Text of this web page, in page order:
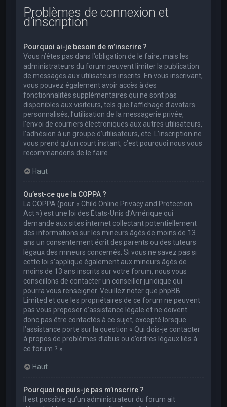
Problèmes de connexion et
d’inscription
Pourquoi ai-je besoin de m’inscrire ?
Vous n’êtes pas dans l’obligation de le faire, mais les
administrateurs du forum peuvent limiter la publication
de messages aux utilisateurs inscrits. En vous inscrivant,
vous pouvez également avoir accès à des
fonctionnalités supplémentaires qui ne sont pas
disponibles aux visiteurs, tels que l’affichage d’avatars
personnalisés, l’utilisation de la messagerie privée,
l’envoi de courriers électroniques aux autres utilisateurs,
l’adhésion à un groupe d’utilisateurs, etc. L’inscription ne
vous prend qu’un court instant, c’est pourquoi nous vous
recommandons de le faire.
Haut
Qu’est-ce que la COPPA ?
La COPPA (pour « Child Online Privacy and Protection
Act ») est une loi des États-Unis d’Amérique qui
demande aux sites internet collectant potentiellement
des informations sur les mineurs âgés de moins de 13
ans un consentement écrit des parents ou des tuteurs
légaux des mineurs concernés. Si vous ne savez pas si
cette loi s’applique également aux mineurs âgés de
moins de 13 ans inscrits sur votre forum, nous vous
conseillons de contacter un conseiller juridique qui
pourra vous renseigner. Veuillez noter que phpBB
Limited et que les propriétaires de ce forum ne peuvent
pas vous proposer d’assistance légale et ne doivent
donc pas être contactés à ce sujet, excepté lorsque
l’assistance porte sur la question « Qui dois-je contacter
à propos de problèmes d’abus ou d’ordres légaux liés à
ce forum ? ».
Haut
Pourquoi ne puis-je pas m’inscrire ?
Il est possible qu’un administrateur du forum ait